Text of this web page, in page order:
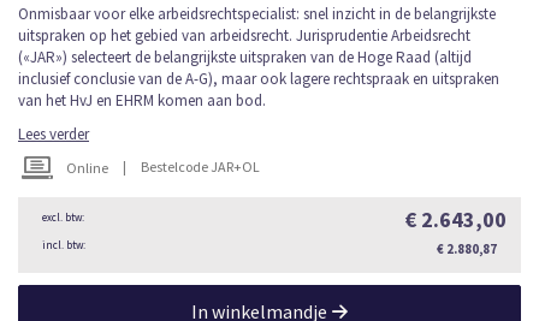
Onmisbaar voor elke arbeidsrechtspecialist: snel inzicht in de belangrijkste
uitspraken op het gebied van arbeidsrecht. Jurisprudentie Arbeidsrecht
(«JAR») selecteert de belangrijkste uitspraken van de Hoge Raad (altijd
inclusief conclusie van de A-G), maar ook lagere rechtspraak en uitspraken
van het HvJ en EHRM komen aan bod.
Lees verder
Online | Bestelcode JAR+OL
€ 2.643,00
€ 2.880,87
In winkelmandje